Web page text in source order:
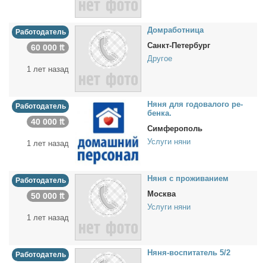
Работодатель
60 000 ₶
1 лет назад
Дом­ра­бот­ни­ца
Санкт-Петербург
Другое
Работодатель
40 000 ₶
1 лет назад
Ня­ня для го­до­ва­ло­го ре­
бен­ка.
Симферополь
Услуги няни
Работодатель
50 000 ₶
1 лет назад
Ня­ня с про­жи­ва­ни­ем
Москва
Услуги няни
Работодатель
Ня­ня-вос­пи­та­тель 5/2